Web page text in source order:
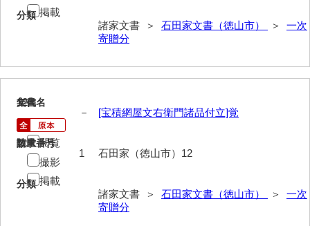
片岡トミ子自作農地木札
堅田家文書（山口市）
片山家文書（下関市豊浦）
月輪寺文書
分類
諸家文書 ＞ 石田家文書（徳山市） ＞ 一次
寄贈分
掲載
12
文書名
[宝積網屋文右衛門諸品付立]覚
請求番号
石田家（徳山市）12
分類
諸家文書 ＞ 石田家文書（徳山市） ＞ 一次
寄贈分
年代
－
数量
1
閲覧
撮影
掲載